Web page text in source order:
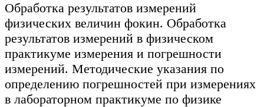
Обработка результатов измерений
физических величин фокин. Обработка
результатов измерений в физическом
практикуме измерения и погрешности
измерений. Методические указания по
определению погрешностей при измерениях
в лабораторном практикуме по физике